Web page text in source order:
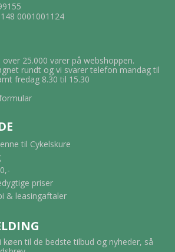
0001001124
over 25.000 varer på webshoppen.
rundt og vi svarer telefon mandag til
fredag 8.30 til 15.30
til Cykelskure
priser
& leasingaftaler
til de bedste tilbud og nyheder, så